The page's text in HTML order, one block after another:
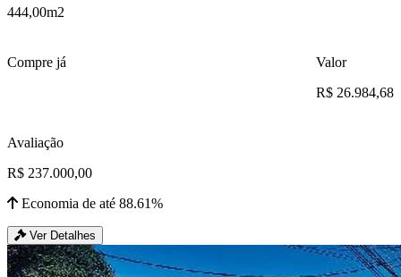
444,00m2
Compre já
Valor
R$ 26.984,68
Avaliação
R$ 237.000,00
Economia de até 88.61%
Ver Detalhes